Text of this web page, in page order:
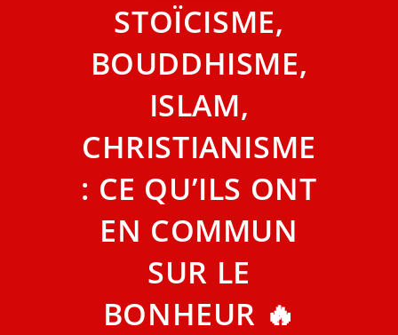
STOÏCISME,
BOUDDHISME,
ISLAM,
CHRISTIANISME
: CE QU’ILS ONT
EN COMMUN
SUR LE
BONHEUR 🔥